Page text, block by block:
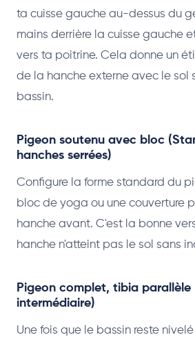
ta cuisse gauche au-dessus du
mains derrière la cuisse gauche
vers ta poitrine. Cela donne un
de la hanche externe avec le sol
bassin.
Pigeon soutenu avec bloc
hanches serrées)
Configure la forme standard du
bloc de yoga ou une couverture
hanche avant. C'est la bonne
hanche n'atteint pas le sol sans
Pigeon complet, tibia parallèle
intermédiaire)
Une fois que le bassin reste